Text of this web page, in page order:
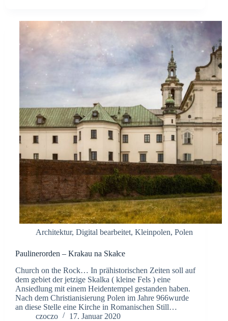
Architektur, Digital bearbeitet, Kleinpolen, Polen
Paulinerorden – Krakau na Skałce
Church on the Rock… In prähistorischen Zeiten soll auf
dem gebiet der jetzige Skalka ( kleine Fels ) eine
Ansiedlung mit einem Heidentempel gestanden haben.
Nach dem Christianisierung Polen im Jahre 966wurde
an diese Stelle eine Kirche in Romanischen Still…
czoczo
17. Januar 2020